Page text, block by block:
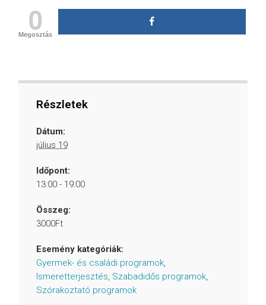
0
Megosztás
Részletek
Dátum:
július 19
Időpont:
13:00 - 19:00
Összeg:
3000Ft
Esemény kategóriák:
Gyermek- és családi programok,
Ismeretterjesztés, Szabadidős programok,
Szórakoztató programok